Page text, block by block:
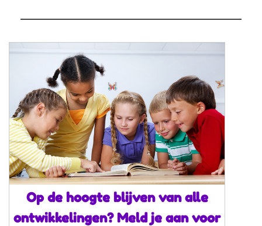
Op de hoogte blijven van alle
ontwikkelingen? Meld je aan voor